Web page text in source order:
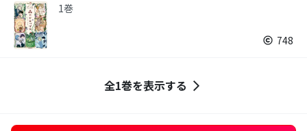
1巻
748
全1巻を表示する